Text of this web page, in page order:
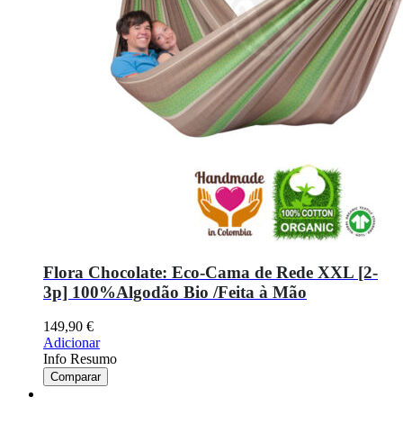
Flora Chocolate: Eco-Cama de Rede XXL [2-
3p] 100%Algodão Bio /Feita à Mão
149,90 €
Adicionar
Info Resumo
Comparar